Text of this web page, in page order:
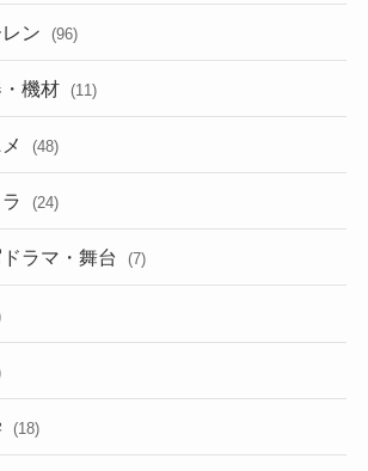
ン (96)
機材 (11)
(48)
(24)
ラマ・舞台 (7)
(18)